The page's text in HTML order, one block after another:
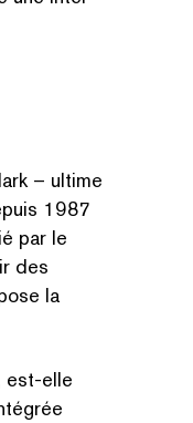
– ultime
1987
par le
des
la
est-elle